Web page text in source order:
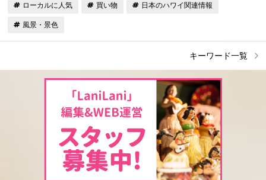
ローカルに人気 買い物 日本のハワイ関連情報
風景・景色
キーワード一覧